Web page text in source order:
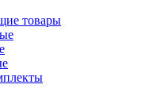
товары